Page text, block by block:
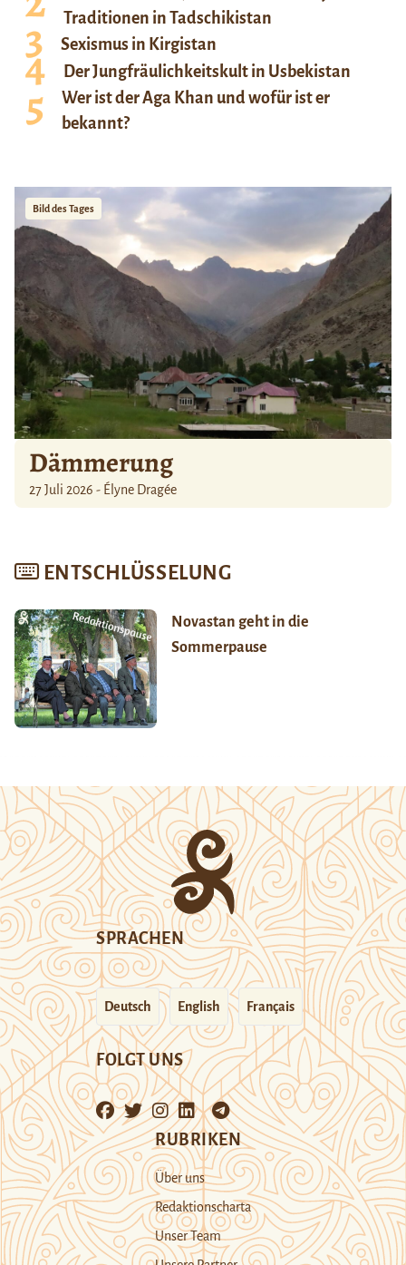
Traditionen in Tadschikistan
Sexismus in Kirgistan
Der Jungfräulichkeitskult in Usbekistan
Wer ist der Aga Khan und wofür ist er
bekannt?
Bild des Tages
Dämmerung
27 Juli 2026 - Élyne Dragée
ENTSCHLÜSSELUNG
Novastan geht in die
Sommerpause
SPRACHEN
Deutsch English Français
FOLGT UNS
RUBRIKEN
Über uns
Redaktionscharta
Unser Team